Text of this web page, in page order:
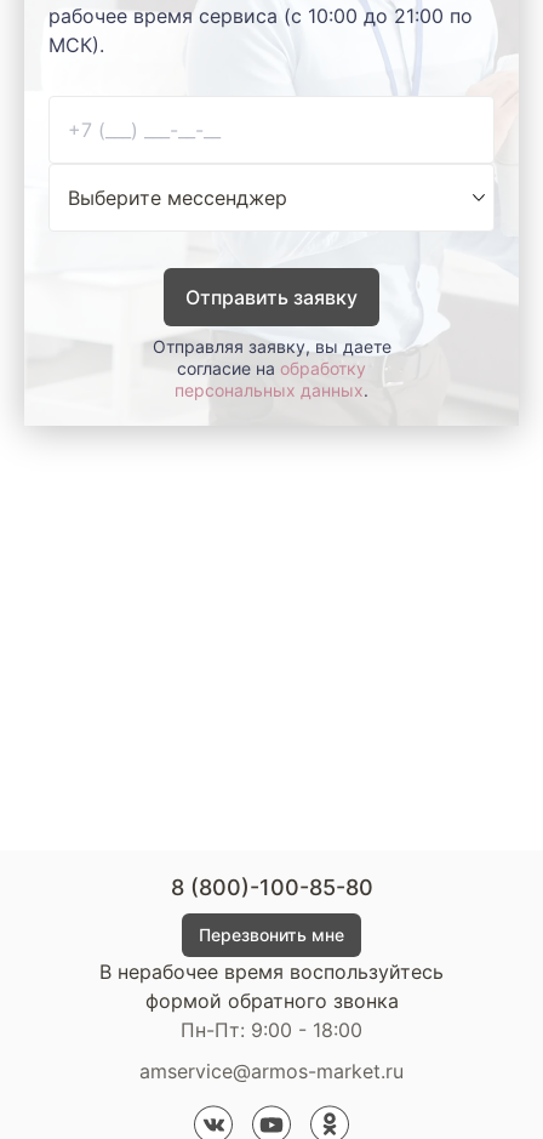
рабочее время сервиса (с 10:00 до 21:00 по
МСК).
Отправить заявку
Отправляя заявку, вы даете
согласие на обработку
персональных данных.
8 (800)-100-85-80
Перезвонить мне
В нерабочее время воспользуйтесь
формой обратного звонка
Пн-Пт: 9:00 - 18:00
amservice@armos-market.ru